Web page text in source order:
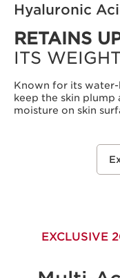
Hyaluronic
RETAINS
ITS
Known for its
keep the skin
moisture on skin
EXCLUSIVE